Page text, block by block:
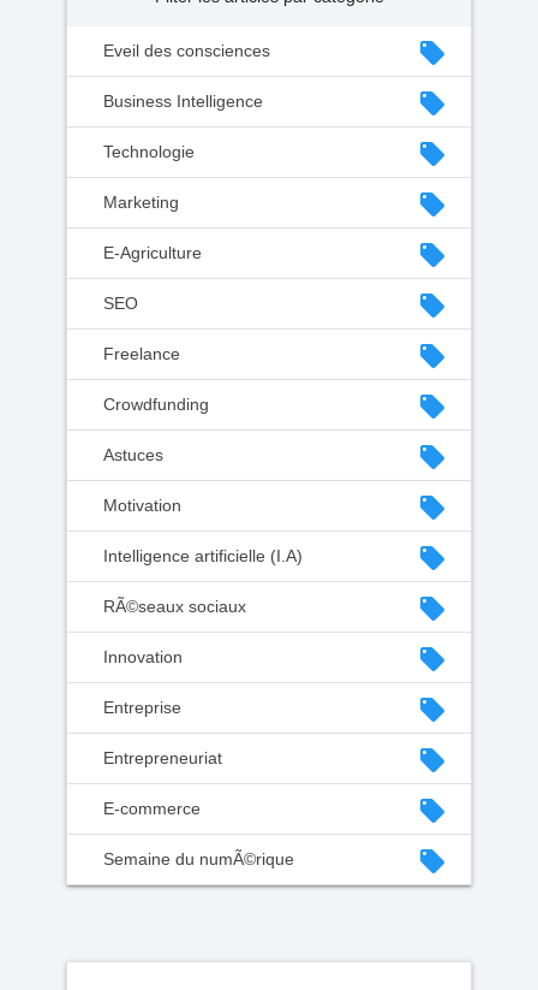
Eveil des consciences local_offer
Business Intelligence local_offer
Technologie local_offer
Marketing local_offer
E-Agriculture local_offer
SEO local_offer
Freelance local_offer
Crowdfunding local_offer
Astuces local_offer
Motivation local_offer
Intelligence artificielle (I.A) local_offer
RÃ©seaux sociaux local_offer
Innovation local_offer
Entreprise local_offer
Entrepreneuriat local_offer
E-commerce local_offer
Semaine du numÃ©rique local_offer